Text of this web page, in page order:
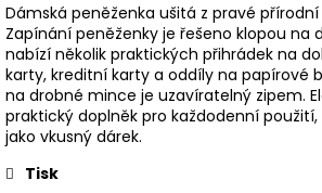
Dámská peněženka ušitá z pravé přírodní
Zapínání peněženky je řešeno klopou na
nabízí několik praktických přihrádek na
karty, kreditní karty a oddíly na papírové
na drobné mince je uzavíratelný zipem.
praktický doplněk pro každodenní
jako vkusný dárek.
Tisk